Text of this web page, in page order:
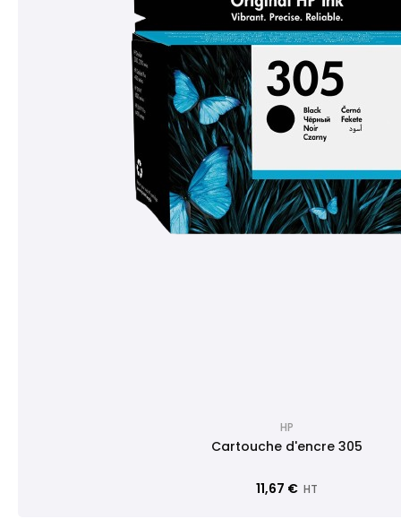
HP
Cartouche d'encre 305
11,67 € HT